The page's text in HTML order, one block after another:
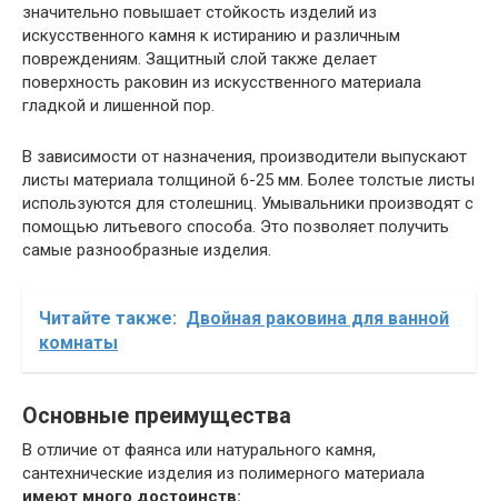
значительно повышает стойкость изделий из
искусственного камня к истиранию и различным
повреждениям. Защитный слой также делает
поверхность раковин из искусственного материала
гладкой и лишенной пор.
В зависимости от назначения, производители выпускают
листы материала толщиной 6-25 мм. Более толстые листы
используются для столешниц. Умывальники производят с
помощью литьевого способа. Это позволяет получить
самые разнообразные изделия.
Читайте также: Двойная раковина для ванной
комнаты
Основные преимущества
В отличие от фаянса или натурального камня,
сантехнические изделия из полимерного материала
имеют много достоинств: